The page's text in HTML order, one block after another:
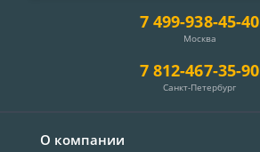
О компании
7 499-938-45-40
Москва
7 812-467-35-90
Санкт-Петербург